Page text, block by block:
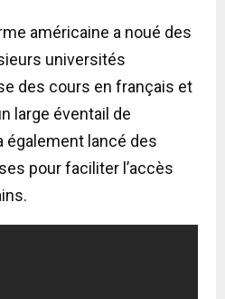
américaine a noué des
universités
des cours en français et
large éventail de
également lancé des
pour faciliter l’accès